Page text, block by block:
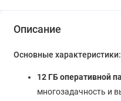
Описание
Основные характеристики:
12 ГБ оперативной
многозадачность и